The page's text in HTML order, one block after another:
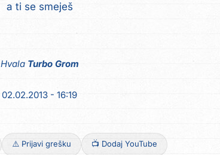
a ti se smeješ
Hvala Turbo Grom
02.02.2013 - 16:19
⚠️ Prijavi grešku 📺 Dodaj YouTube